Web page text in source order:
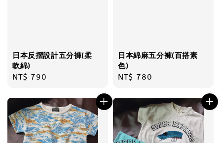
日本反摺設計五分褲(柔
軟綿)
Regular
NT$ 790
日本綿麻五分褲(百搭素
色)
Regular
NT$ 780